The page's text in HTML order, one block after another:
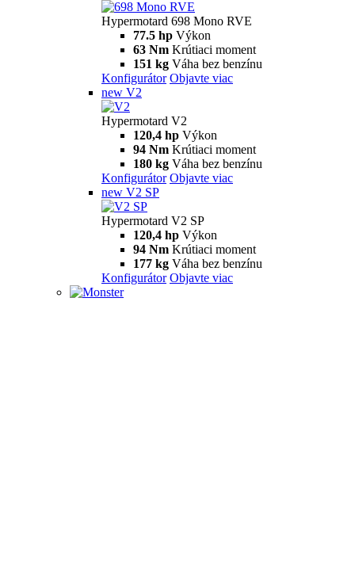
Hypermotard 698 Mono RVE
77.5 hp Výkon
63 Nm Krútiaci moment
151 kg Váha bez benzínu
Konfigurátor Objavte viac
new V2
Hypermotard V2
120,4 hp Výkon
94 Nm Krútiaci moment
180 kg Váha bez benzínu
Konfigurátor Objavte viac
new V2 SP
Hypermotard V2 SP
120,4 hp Výkon
94 Nm Krútiaci moment
177 kg Váha bez benzínu
Konfigurátor Objavte viac